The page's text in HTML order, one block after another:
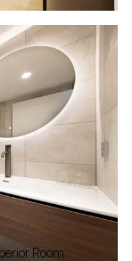
Room